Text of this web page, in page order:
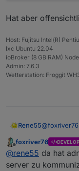
Hat aber
Host: Fujitsu Intel(R)
lxc Ubuntu 22.04
ioBroker (8 GB RAM)
Admin: 7.6.3
Wetterstation: Froggit
Rene55@foxriver76
Hat aber
Offline
foxriver76
@rene55 da hat
server zu